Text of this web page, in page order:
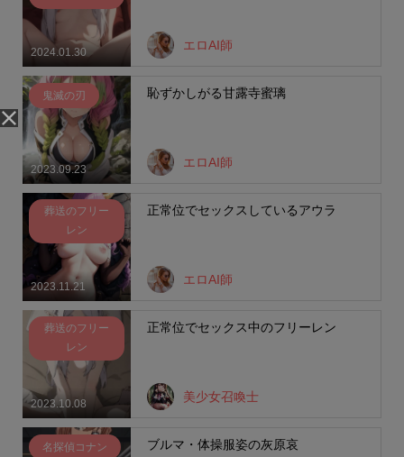
2024.01.30
エロAI師
2023.09.23
鬼滅の刃 恥ずかしがる甘露寺蜜璃
エロAI師
2023.11.21
葬送のフリー
レン
正常位でセックスしているアウラ
エロAI師
2023.10.08
葬送のフリー
レン
正常位でセックス中のフリーレン
美少女召喚士
名探偵コナン ブルマ・体操服姿の灰原哀